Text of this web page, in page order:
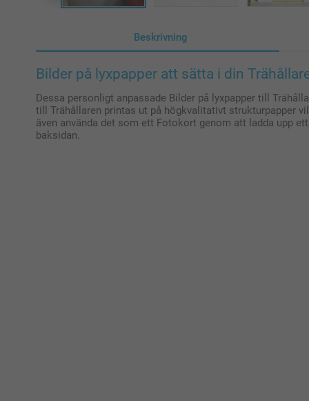
Beskrivning
Bilder på lyxpapper att sätta i din
Dessa personligt anpassade Bilder på lyxpapper till
till Trähållaren printas ut på högkvalitativt strukturpapper
även använda det som ett Fotokort genom att ladda upp
baksidan.